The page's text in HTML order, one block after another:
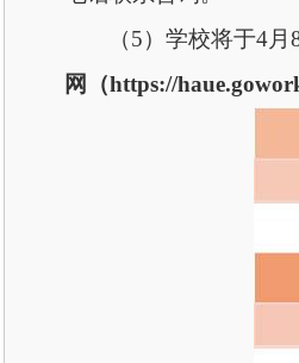
（5）学校将于4
网（https://